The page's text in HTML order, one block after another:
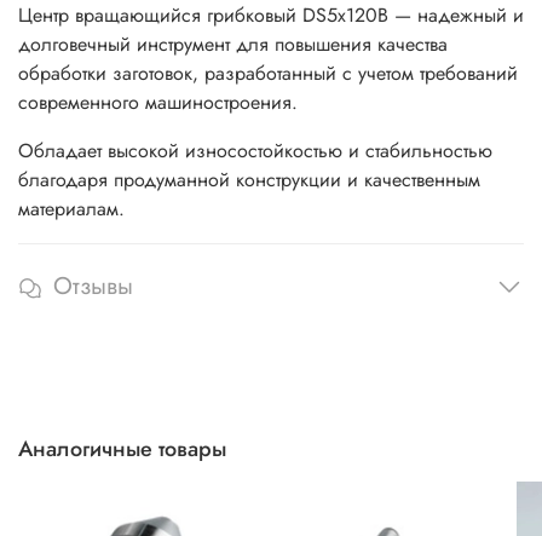
Центр вращающийся грибковый DS5x120B — надежный и
долговечный инструмент для повышения качества
обработки заготовок, разработанный с учетом требований
современного машиностроения.
Обладает высокой износостойкостью и стабильностью
благодаря продуманной конструкции и качественным
материалам.
Отзывы
Аналогичные товары